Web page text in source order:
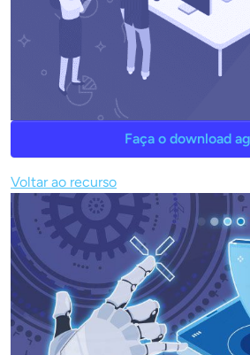
Faça o download
Voltar ao recurso